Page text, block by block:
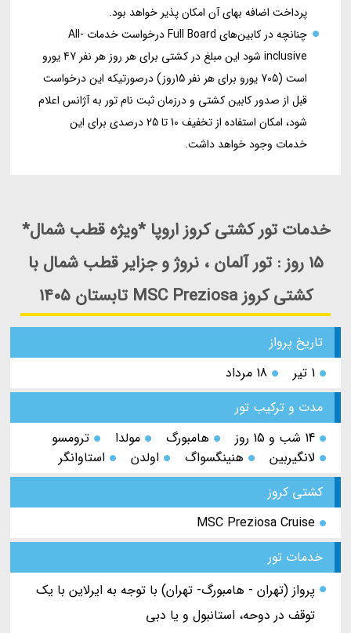
پرداخت اضافه بهای آن امکان پذیر خواهد بود.
چنانچه در کابین‌های Full Board درخواست خدمات All-
inclusive شود این مبلغ در کشتی برای هر روز هر نفر 47 یورو
است (705 یورو برای هر نفر 15روز) درصورتیکه این درخواست
قبل از صدور کابین کشتی و درزمان ثبت نام تور به آژانس اعلام
شود، امکان استفاده از تخفیف 10 تا 25 درصدی برای این
خدمات وجود خواهد داشت.
خدمات تور کشتی کروز اروپا *ویژه قطب شمال*
15 روز : تور آلمان ، نروژ و جزایر قطب شمال با
کشتی کروز MSC Preziosa تابستان ۱۴۰۵
تاریخ پرواز
1 تیر
18 مرداد
مدت و ترکیب تور
14 شب و 15 روز
هامبورگ مولدا
ترومسو
لانگیربین
هنینگسواگ اولدن
استاوانگر
کشتی کروز
MSC Preziosa Cruise
خدمات تور
پرواز (تهران - هامبورگ- تهران) با توجه به ایرلاین با یک
توقف در دوحه، استانبول و یا دبی